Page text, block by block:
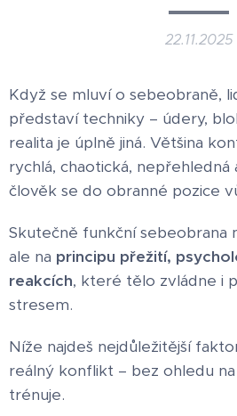
22.11.2025
Když se mluví o sebeobraně,
představí techniky – údery,
realita je úplně jiná. Většina
rychlá, chaotická,
člověk se do obranné pozice
Skutečně funkční sebeobrana
ale na principu přežití,
reakcích, které tělo zvládne i
stresem.
Níže najdeš nejdůležitější
reálný konflikt – bez ohledu
trénuje.